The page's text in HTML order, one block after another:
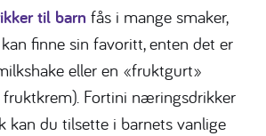
til barn fås i mange smaker,
finne sin favoritt, enten det er
eller en «fruktgurt»
Fortini næringsdrikker
kan du tilsette i barnets vanlige